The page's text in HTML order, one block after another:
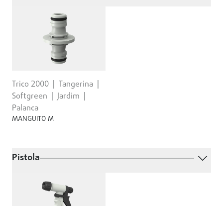
Trico 2000
Tangerina
Softgreen
Jardim
Palanca
MANGUITO M
Pistola